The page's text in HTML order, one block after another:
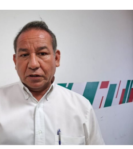
registra un acumulado
de tubería sustituida, con
los últimos años: 26.5
kilómetros en 2025.
acciones, COMAPA Sur